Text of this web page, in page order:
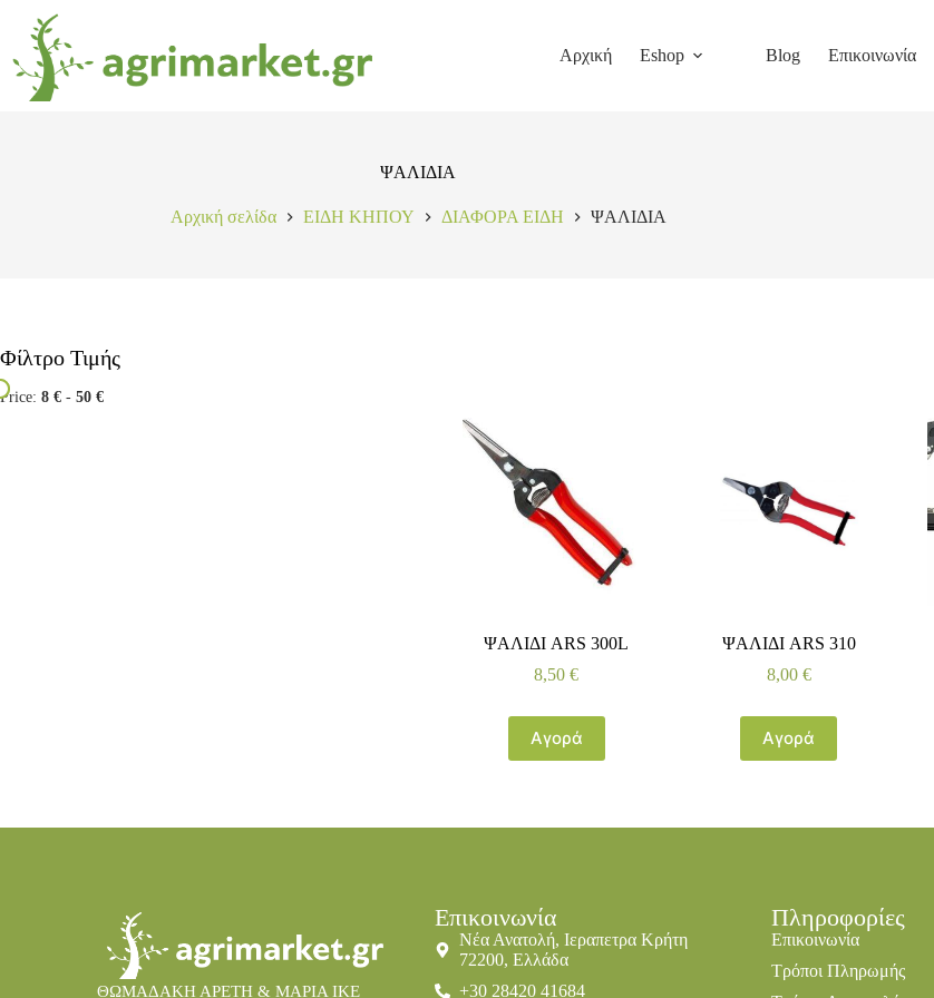
Αρχική Eshop Blog Επικοινωνία
ΨΑΛΙΔΙΑ
Αρχική σελίδα ΕΙΔΗ ΚΗΠΟΥ ΔΙΑΦΟΡΑ ΕΙΔΗ ΨΑΛΙΔΙΑ
ΨΑΛΙΔΙ ARS 300L
8,50€
Αγορά
ΨΑΛΙΔΙ ARS 310
8,00 €
Αγορά
Φίλτρο Τιμής
Price: 8 € - 50 €
ΘΩΜΑΔΑΚΗ ΑΡΕΤΗ & ΜΑΡΙΑ IKE
Επικοινωνία
Νέα Ανατολή, Ιεραπετρα Κρήτη
72200, Ελλάδα
+30 28420 41684
Πληροφορίες
Επικοινωνία
Τρόποι Πληρωμής